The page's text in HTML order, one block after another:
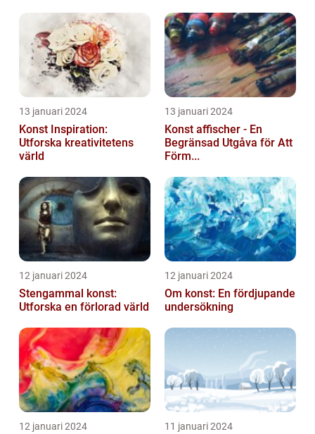
13 januari 2024
Konst Inspiration:
Utforska kreativitetens
värld
13 januari 2024
Konst affischer - En
Begränsad Utgåva för Att
Förm...
12 januari 2024
Stengammal konst:
Utforska en förlorad värld
12 januari 2024
Om konst: En fördjupande
undersökning
12 januari 2024 11 januari 2024